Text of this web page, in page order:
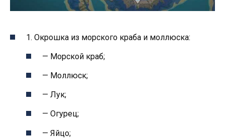
1. Окрошка из морского краба и моллюска:
— Морской краб;
— Моллюск;
— Лук;
— Огурец;
— Яйцо;